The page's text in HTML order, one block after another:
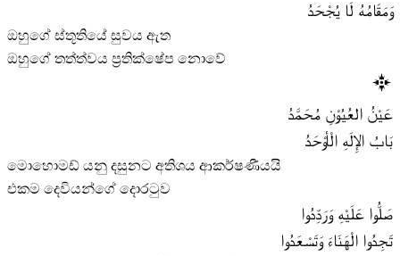
وَمَقَامُهُ لَا يُجْحَدُ
ඔහුගේ ස්තූතියේ සුවය ඇත
ඔහුගේ තත්ත්වය ප්‍රතික්ෂේප නොවේ
عَيْنُ العُيُوْنِ مُحَمَّدُ
بَابُ الإِلَهِ الْأوْحَدُ
මොහොමඩ් යනු දසුනට අතිශය ආකර්ෂණීයයි
එකම දෙවියන්ගේ දොරටුව
صَلُّوا عَلَيْهِ وَرَدِّدُوا
تَجِدُوا الْهَنَاءَ وَتَسْعَدُوا